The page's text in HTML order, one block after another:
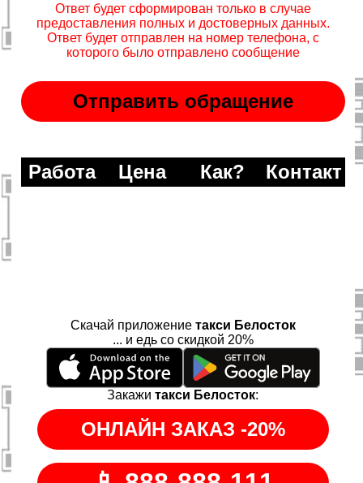
Ответ будет сформирован только в случае
предоставления полных и достоверных данных.
Ответ будет отправлен на номер телефона, с
которого было отправлено сообщение
Работа Цена Как? Контакт
Скачай приложение такси Белосток
... и едь со скидкой 20%
Закажитакси Белосток: